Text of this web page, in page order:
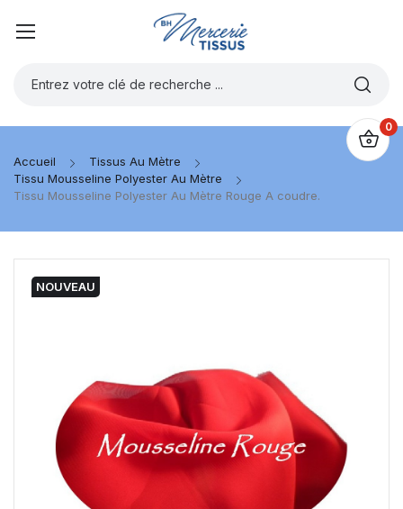
0
Accueil
Tissus Au Mètre
Tissu Mousseline Polyester Au Mètre
Tissu Mousseline Polyester Au Mètre Rouge A coudre.
NOUVEAU